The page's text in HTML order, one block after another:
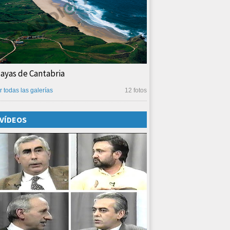
de Cantabria
12 fotos
todas las galerías
VÍDEOS